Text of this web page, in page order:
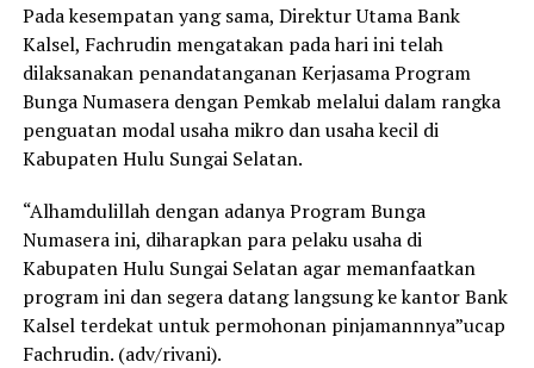
Pada kesempatan yang sama, Direktur Utama Bank
Kalsel, Fachrudin mengatakan pada hari ini telah
dilaksanakan penandatanganan Kerjasama Program
Bunga Numasera dengan Pemkab melalui dalam rangka
penguatan modal usaha mikro dan usaha kecil di
Kabupaten Hulu Sungai Selatan.
“Alhamdulillah dengan adanya Program Bunga
Numasera ini, diharapkan para pelaku usaha di
Kabupaten Hulu Sungai Selatan agar memanfaatkan
program ini dan segera datang langsung ke kantor Bank
Kalsel terdekat untuk permohonan pinjamannnya”ucap
Fachrudin. (adv/rivani).